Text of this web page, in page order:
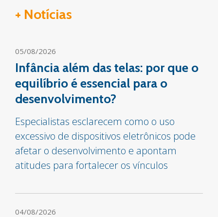
+ Notícias
05/08/2026
Infância além das telas: por que o
equilíbrio é essencial para o
desenvolvimento?
Especialistas esclarecem como o uso
excessivo de dispositivos eletrônicos pode
afetar o desenvolvimento e apontam
atitudes para fortalecer os vínculos
04/08/2026